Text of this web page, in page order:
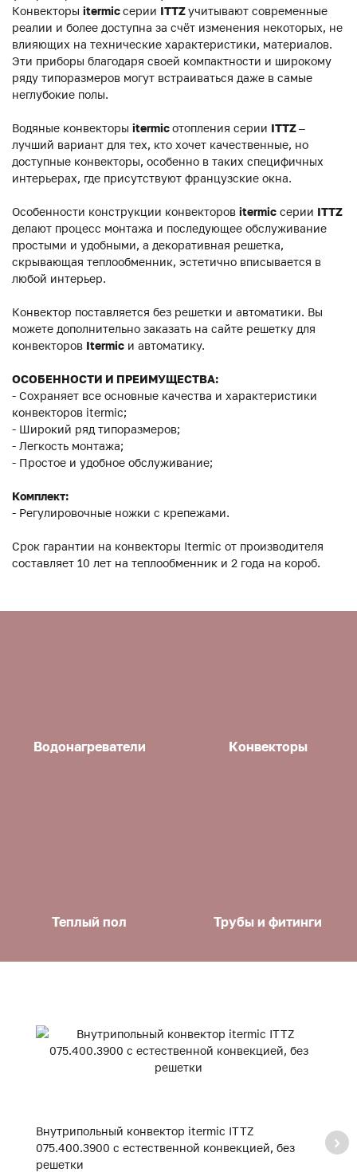
Конвекторы itermicсерии ITTZучитывают современные
реалии и более доступна за счёт изменения некоторых, не
влияющих на технические характеристики, материалов.
Эти приборы благодаря своей компактности и широкому
ряду типоразмеров могут встраиваться даже в самые
неглубокие полы.
Водяные конвекторы itermicотопления серии ITTZ–
лучший вариант для тех, кто хочет качественные, но
доступные конвекторы, особенно в таких специфичных
интерьерах, где присутствуют французские окна.
Особенности конструкции конвекторов itermic серии ITTZ
делают процесс монтажа и последующее обслуживание
простыми и удобными, а декоративная решетка,
скрывающая теплообменник, эстетично вписывается в
любой интерьер.
Конвектор поставляется без решетки и автоматики. Вы
можете дополнительно заказать на сайте решетку для
конвекторов Itermic и автоматику.
ОСОБЕННОСТИ И ПРЕИМУЩЕСТВА:
- Сохраняет все основные качества и характеристики
конвекторов itermic;
- Широкий ряд типоразмеров;
- Легкость монтажа;
- Простое и удобное обслуживание;
Комплект:
- Регулировочные ножки с крепежами.
Срок гарантии на конвекторы Itermic от производителя
составляет 10 лет на теплообменник и 2 года на короб.
Водонагреватели Конвекторы
Теплый пол Трубы и фитинги
Внутрипольный конвектор itermic ITTZ
075.400.3900 с естественной конвекцией, без
решетки